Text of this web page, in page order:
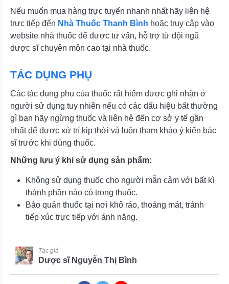
Nếu muốn mua hàng trực tuyến nhanh nhất hãy liên hệ
trực tiếp đến Nhà Thuốc Thanh Bình hoặc truy cập vào
website nhà thuốc để được tư vấn, hỗ trợ từ đội ngũ
dược sĩ chuyên môn cao tại nhà thuốc.
TÁC DỤNG PHỤ
Các tác dụng phụ của thuốc rất hiếm được ghi nhận ở
người sử dụng tuy nhiên nếu có các dấu hiệu bất thường
gì bạn hãy ngừng thuốc và liên hệ đến cơ sở y tế gần
nhất để được xử trí kịp thời và luôn tham khảo ý kiến bác
sĩ trước khi dùng thuốc.
Những lưu ý khi sử dụng sản phẩm:
Không sử dụng thuốc cho người mẫn cảm với bất kì
thành phần nào có trong thuốc.
Bảo quản thuốc tại nơi khô ráo, thoáng mát, tránh
tiếp xúc trực tiếp với ánh nắng.
Tác giả
Dược sĩ Nguyễn Thị Bình